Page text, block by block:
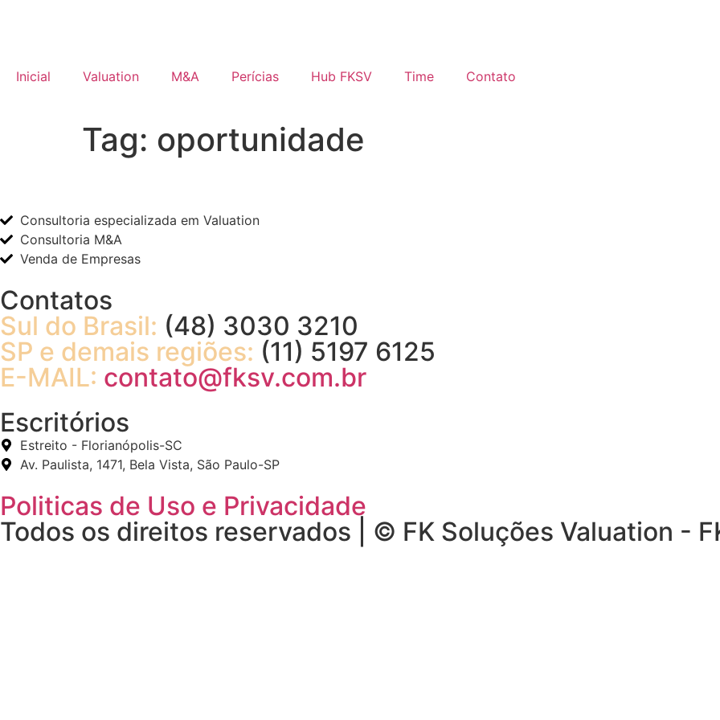
Inicial Valuation M&A Perícias Hub FKSV Time Contato
Tag: oportunidade
Consultoria especializada em Valuation
Consultoria M&A
Venda de Empresas
Contatos
Sul do Brasil: (48) 3030 3210
SP e demais regiões: (11) 5197 6125
E-MAIL: contato@fksv.com.br
Escritórios
Estreito - Florianópolis-SC
Av. Paulista, 1471, Bela Vista, São Paulo-SP
Politicas de Uso e Privacidade
Todos os direitos reservados | © FK Soluções Valuation -